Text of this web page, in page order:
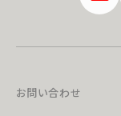
お問い合わせ